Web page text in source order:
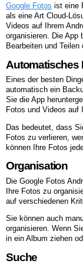
Google Fotos ist eine
als eine Art Cloud-
Videos auf Ihrem
organisieren. Die App
Bearbeiten und Teilen
Automatisches
Eines der besten
automatisch ein
Sie die App
Fotos und Videos auf
Das bedeutet, dass
Fotos zu verlieren,
können Ihre Fotos
Organisation
Die Google Fotos
Ihre Fotos zu
auf verschiedenen
Sie können auch
organisieren. Wenn
in ein Album ziehen
Suche